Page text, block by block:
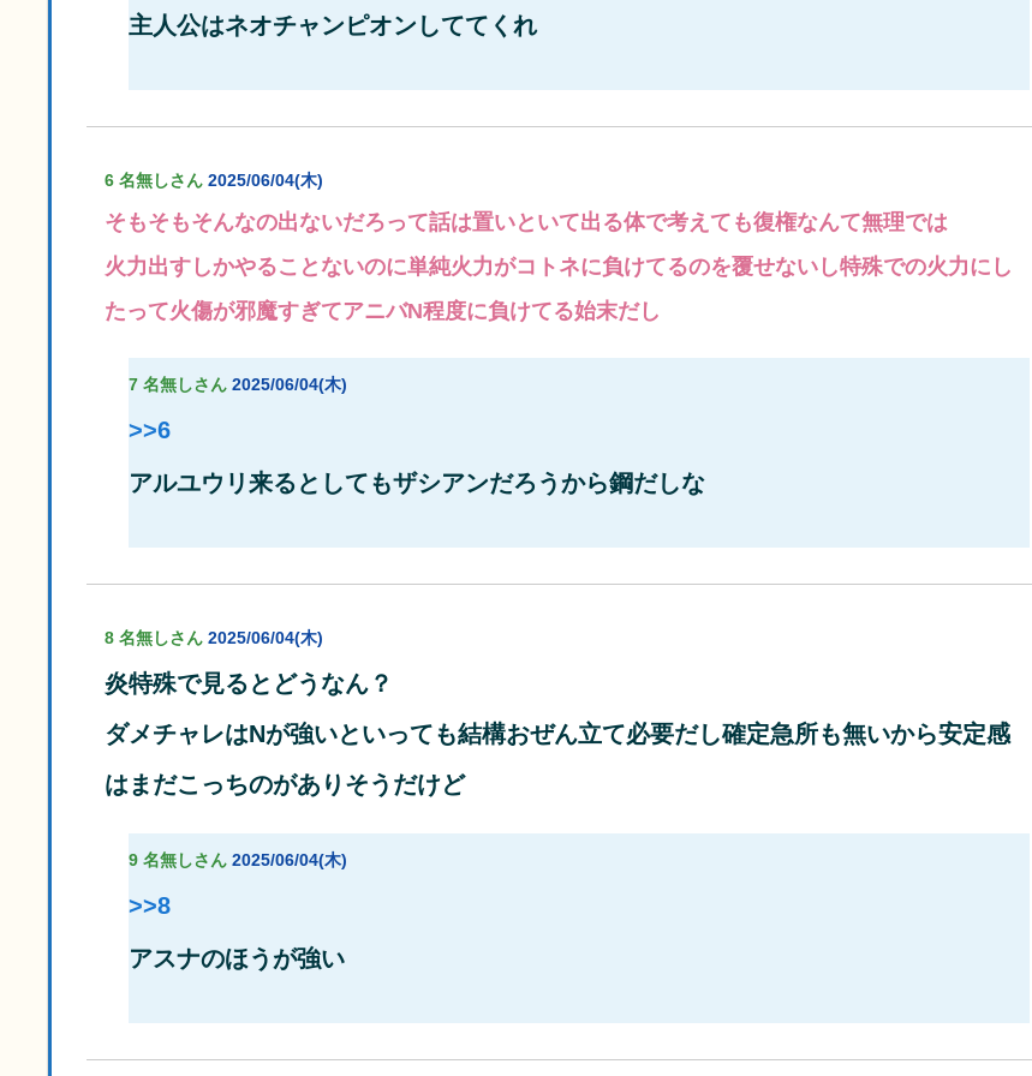
主人公はネオチャンピオンしててくれ
6 名無しさん 2025/06/04(木)
そもそもそんなの出ないだろって話は置いといて出る体で考えても復権なんて無理では
火力出すしかやることないのに単純火力がコトネに負けてるのを覆せないし特殊での火力にし
たって火傷が邪魔すぎてアニバN程度に負けてる始末だし
7 名無しさん 2025/06/04(木)
>>6
アルユウリ来るとしてもザシアンだろうから鋼だしな
8 名無しさん 2025/06/04(木)
炎特殊で見るとどうなん？
ダメチャレはNが強いといっても結構おぜん立て必要だし確定急所も無いから安定感
はまだこっちのがありそうだけど
9 名無しさん 2025/06/04(木)
>>8
アスナのほうが強い